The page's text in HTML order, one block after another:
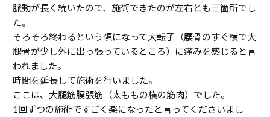
脈動が長く続いたので、施術できたのが左右とも三箇所でし
た。
そろそろ終わるという頃になって大転子（腰骨のすぐ横で大
腿骨が少し外に出っ張っているところ）に痛みを感じると言
われました。
時間を延長して施術を行いました。
ここは、大腿筋膜張筋（太ももの横の筋肉）でした。
1回ずつの施術ですごく楽になったと言ってくださいまし